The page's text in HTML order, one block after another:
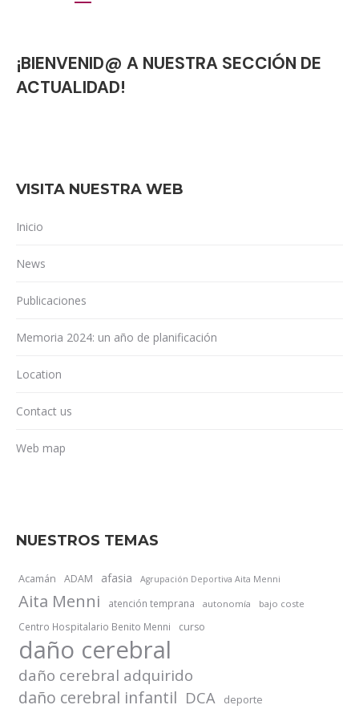
¡BIENVENID@ A NUESTRA SECCIÓN DE
ACTUALIDAD!
VISITA NUESTRA WEB
Inicio
News
Publicaciones
Memoria 2024: un año de planificación
Location
Contact us
Web map
NUESTROS TEMAS
Acamán ADAM afasia Agrupación Deportiva Aita Menni
Aita Menni atención temprana autonomía bajo coste
Centro Hospitalario Benito Menni curso
daño cerebral
daño cerebral adquirido
daño cerebral infantil DCA deporte